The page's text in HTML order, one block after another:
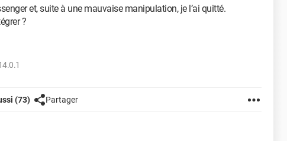
et, suite à une mauvaise manipulation, je l’ai quitté.
?
(73) Partager